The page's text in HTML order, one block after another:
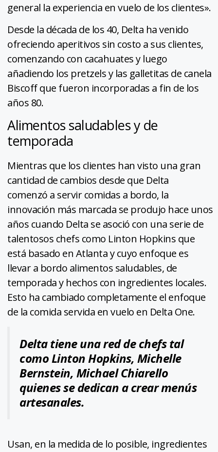
general la experiencia en vuelo de los clientes».
Desde la década de los 40, Delta ha venido
ofreciendo aperitivos sin costo a sus clientes,
comenzando con cacahuates y luego
añadiendo los pretzels y las galletitas de canela
Biscoff que fueron incorporadas a fin de los
años 80.
Alimentos saludables y de
temporada
Mientras que los clientes han visto una gran
cantidad de cambios desde que Delta
comenzó a servir comidas a bordo, la
innovación más marcada se produjo hace unos
años cuando Delta se asoció con una serie de
talentosos chefs como Linton Hopkins que
está basado en Atlanta y cuyo enfoque es
llevar a bordo alimentos saludables, de
temporada y hechos con ingredientes locales.
Esto ha cambiado completamente el enfoque
de la comida servida en vuelo en Delta One.
Delta tiene una red de chefs tal
como Linton Hopkins, Michelle
Bernstein, Michael Chiarello
quienes se dedican a crear menús
artesanales.
Usan, en la medida de lo posible, ingredientes